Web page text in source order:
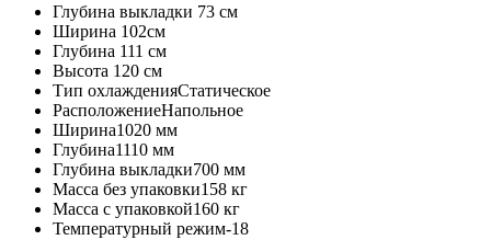
Глубина выкладки 73 см
Ширина 102см
Глубина 111 см
Высота 120 см
Тип охлажденияСтатическое
РасположениеНапольное
Ширина1020 мм
Глубина1110 мм
Глубина выкладки700 мм
Масса без упаковки158 кг
Масса с упаковкой160 кг
Температурный режим-18